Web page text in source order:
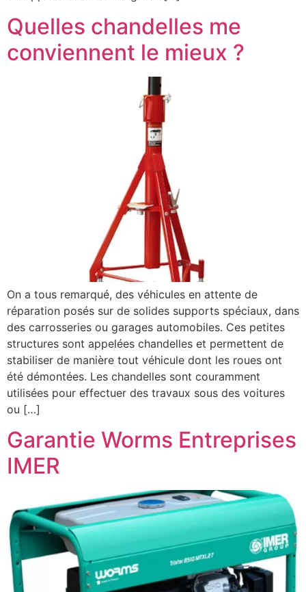
Quelles chandelles me
conviennent le mieux ?
On a tous remarqué, des véhicules en attente de
réparation posés sur de solides supports spéciaux, dans
des carrosseries ou garages automobiles. Ces petites
structures sont appelées chandelles et permettent de
stabiliser de manière tout véhicule dont les roues ont
été démontées. Les chandelles sont couramment
utilisées pour effectuer des travaux sous des voitures
ou […]
Garantie Worms Entreprises
IMER